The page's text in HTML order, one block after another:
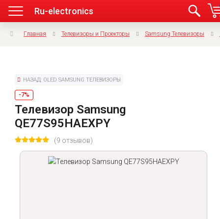
Ru-electronics
Главная Телевизоры и Проекторы Samsung Телевизоры
НАЗАД: OLED SAMSUNG ТЕЛЕВИЗОРЫ
-7%
Телевизор Samsung
QE77S95HAEXPY
(9 отзывов)